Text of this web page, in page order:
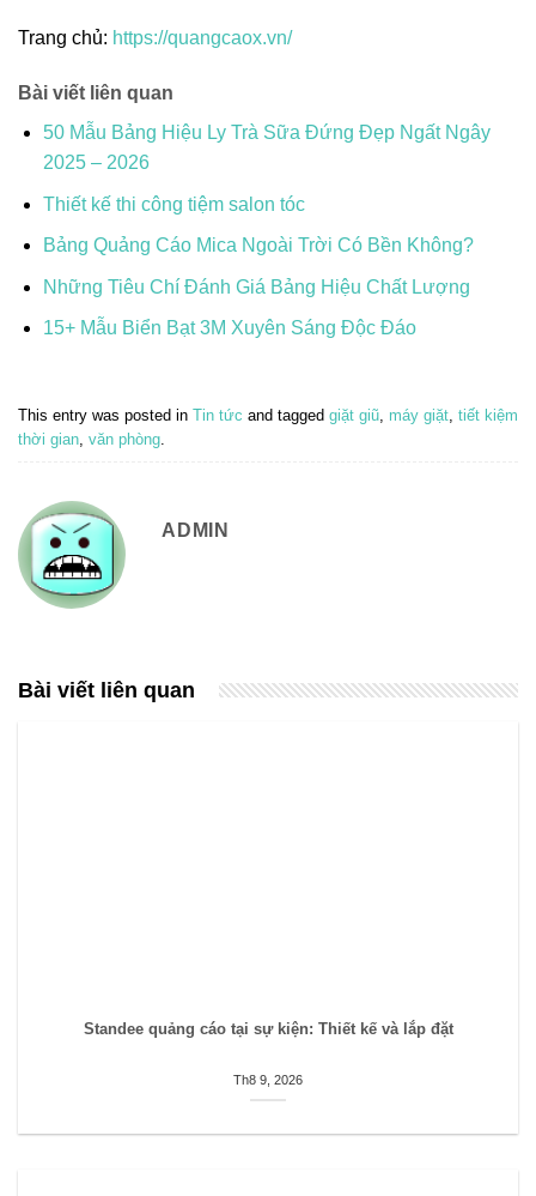
Trang chủ: https://quangcaox.vn/
Bài viết liên quan
50 Mẫu Bảng Hiệu Ly Trà Sữa Đứng Đẹp Ngất Ngây
2025 – 2026
Thiết kế thi công tiệm salon tóc
Bảng Quảng Cáo Mica Ngoài Trời Có Bền Không?
Những Tiêu Chí Đánh Giá Bảng Hiệu Chất Lượng
15+ Mẫu Biển Bạt 3M Xuyên Sáng Độc Đáo
This entry was posted in Tin tức and tagged giặt giũ, máy giặt, tiết kiệm
thời gian, văn phòng.
ADMIN
Bài viết liên quan
Standee quảng cáo tại sự kiện: Thiết kế và lắp đặt
Th8 9, 2026